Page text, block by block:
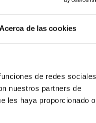
de las cookies
de redes sociales
nuestros partners de
les haya proporcionado o